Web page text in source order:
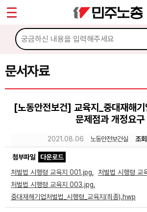
문서자료
[노동안전보건] 교육지_중대재해
문제점과 개정요구
2021.08.06 노동안전보건실 조
첨부파일
다운로드
처벌법 시행령 교육지 001.jpg
처벌법 시행령
처벌법 시행령 교육지 003.jpg
중대재해기업처벌법_시행령_교육지(최종).hwp
마이페이지
소개
소식
문서자료
이미지자료
미디어자료
카드뉴스
Sketchbook5, 스케
Sketchbook5, 스케